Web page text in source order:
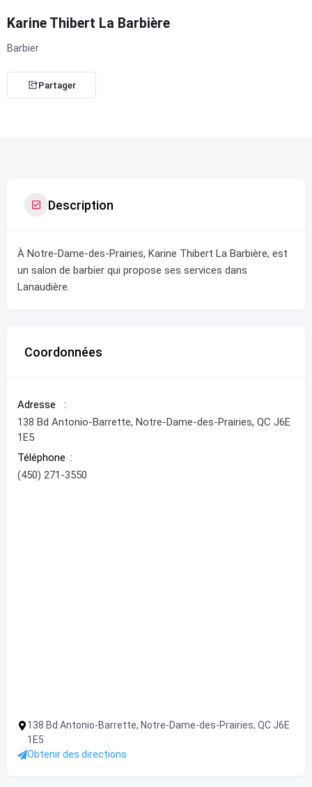
Karine Thibert La Barbière
Barbier
Partager
Description
À Notre-Dame-des-Prairies, Karine Thibert La Barbière, est
un salon de barbier qui propose ses services dans
Lanaudière.
Coordonnées
Adresse
138 Bd Antonio-Barrette, Notre-Dame-des-Prairies, QC J6E
1E5
Téléphone
(450) 271-3550
138 Bd Antonio-Barrette, Notre-Dame-des-Prairies, QC J6E
1E5
Obtenir des directions